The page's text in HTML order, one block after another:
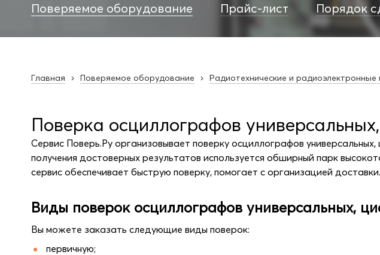
Поверяемое оборудование Прайс-лист Порядок
Главная Поверяемое оборудование Радиотехнические и радиоэлектронные
Поверка осциллографов
Сервис Поверь.Ру организовывает поверку осциллографов
получения достоверных результатов используется обширный парк
сервис обеспечивает быструю поверку, помогает с организацией доставки.
Виды поверок осциллографов универсальных,
Вы можете заказать следующие виды поверок:
первичную;